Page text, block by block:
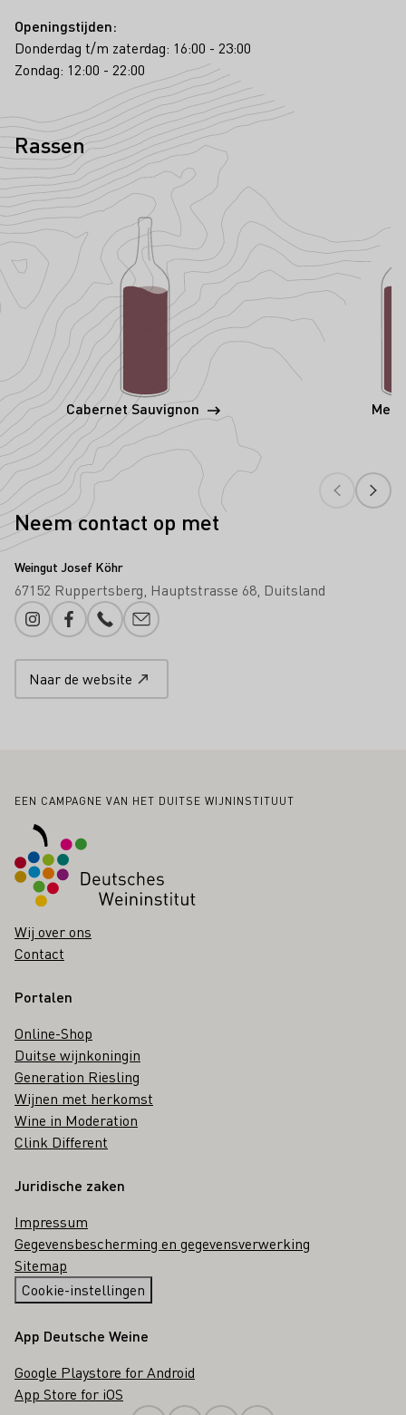
Openingstijden:
Donderdag t/m zaterdag: 16:00 - 23:00
Zondag: 12:00 - 22:00
Rassen
Cabernet Sauvignon
Neem contact op met
Weingut Josef Köhr
67152 Ruppertsberg Hauptstrasse 68 Duitsland
InstagramFacebookTelefoonnummer
E-mail toevoegen
Naar de website
Voettekst
EEN CAMPAGNE VAN HET DUITSE WIJNINSTITUUT
Wij over ons
Contact
Portalen
Online-Shop
Duitse wijnkoningin
Generation Riesling
Wijnen met herkomst
Wine in Moderation
Clink Different
Juridische zaken
Impressum
Gegevensbescherming en gegevensverwerking
Sitemap
Cookie-instellingen
App Deutsche Weine
Google Playstore for Android
App Store for iOS